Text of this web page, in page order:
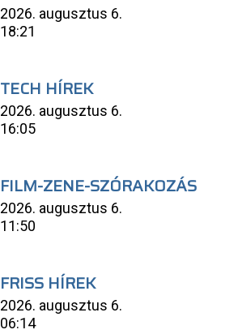
2026. augusztus 6.
18:21
TECH HÍREK
2026. augusztus 6.
16:05
FILM-ZENE-SZÓRAKOZÁS
2026. augusztus 6.
11:50
FRISS HÍREK
2026. augusztus 6.
06:14